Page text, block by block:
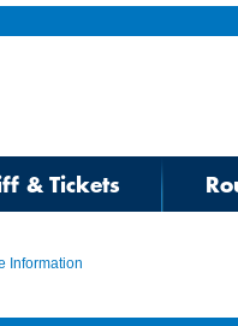
& Tickets
Information